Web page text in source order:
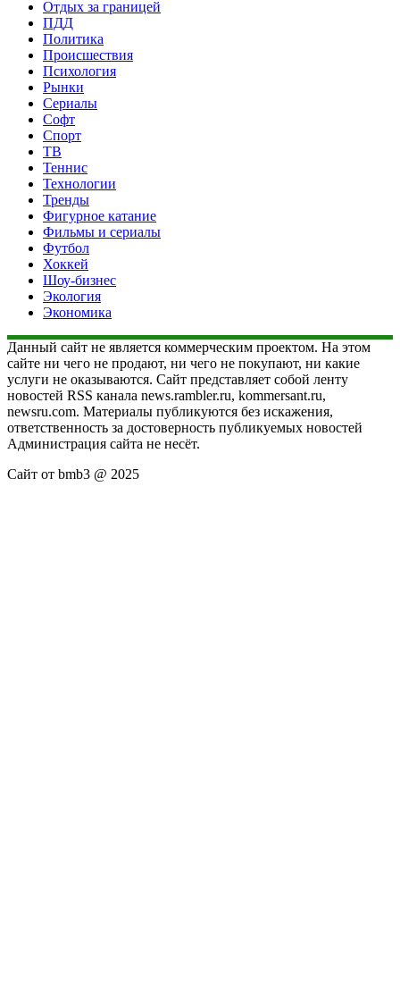
Отдых за границей
ПДД
Политика
Происшествия
Психология
Рынки
Сериалы
Софт
Спорт
ТВ
Теннис
Технологии
Тренды
Фигурное катание
Фильмы и сериалы
Футбол
Хоккей
Шоу-бизнес
Экология
Экономика
Данный сайт не является коммерческим проектом. На этом
сайте ни чего не продают, ни чего не покупают, ни какие
услуги не оказываются. Сайт представляет собой ленту
новостей RSS канала news.rambler.ru, kommersant.ru,
newsru.com. Материалы публикуются без искажения,
ответственность за достоверность публикуемых новостей
Администрация сайта не несёт.
Сайт от bmb3 @ 2025